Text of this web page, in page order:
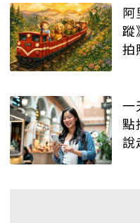
阿
蹤
拍
一
點
說